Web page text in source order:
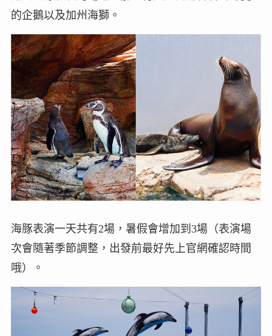
的企鵝以及加州海獅。
海豚表演一天共有2場，暑假會增加到3場（表演場
次會隨著季節調整，出發前最好先上官網確認時間
哦）。